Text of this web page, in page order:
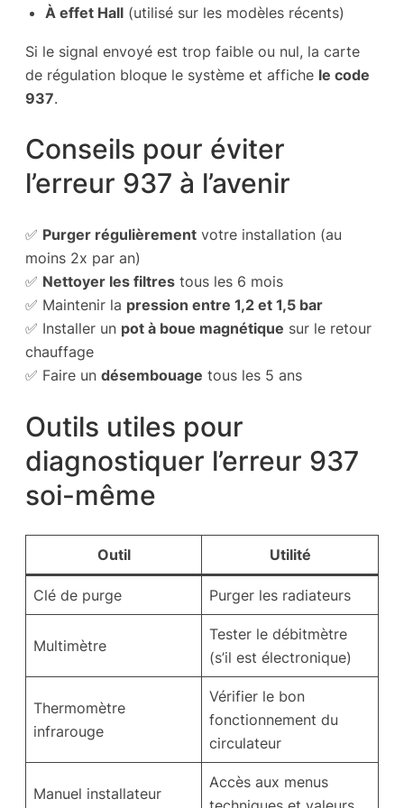
À effet Hall (utilisé sur les modèles récents)
Si le signal envoyé est trop faible ou nul, la carte
de régulation bloque le système et affiche le code
937.
Conseils pour éviter
l’erreur 937 à l’avenir
✅ Purger régulièrement votre installation (au
moins 2x par an)
✅ Nettoyer les filtres tous les 6 mois
✅ Maintenir la pression entre 1,2 et 1,5 bar
✅ Installer un pot à boue magnétique sur le retour
chauffage
✅ Faire un désembouage tous les 5 ans
Outils utiles pour
diagnostiquer l’erreur 937
soi-même
Outil Utilité
Clé de purge Purger les radiateurs
Multimètre
Tester le débitmètre
(s’il est électronique)
Thermomètre
infrarouge
Vérifier le bon
fonctionnement du
circulateur
Manuel installateur
Accès aux menus